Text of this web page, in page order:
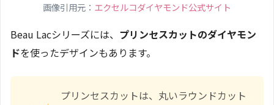
画像引用元： エクセルコダイヤモンド公式サイト
Beau Lacシリーズには、 プリンセスカットのダイヤモン
ドを使ったデザインもあります。
プリンセスカットは、丸いラウンドカット